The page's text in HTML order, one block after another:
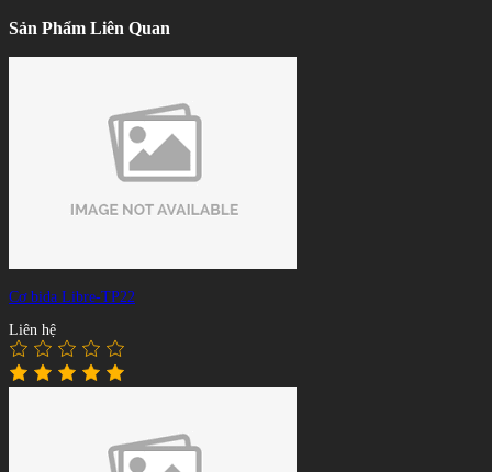
Sản Phẩm Liên Quan
Cơ bida Libre-TP22
Liên hệ